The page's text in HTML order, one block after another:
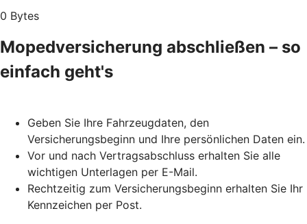
0 Bytes
Mopedversicherung abschließen – so
einfach geht's
Geben Sie Ihre Fahrzeugdaten, den
Versicherungsbeginn und Ihre persönlichen Daten ein.
Vor und nach Vertragsabschluss erhalten Sie alle
wichtigen Unterlagen per E-Mail.
Rechtzeitig zum Versicherungsbeginn erhalten Sie Ihr
Kennzeichen per Post.